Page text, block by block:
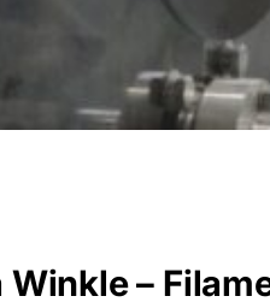
Winkle –